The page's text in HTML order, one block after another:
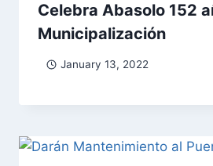
Celebra Abasolo 152
Municipalización
January 13, 2022